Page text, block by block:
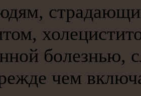
бοлезнью,
чем